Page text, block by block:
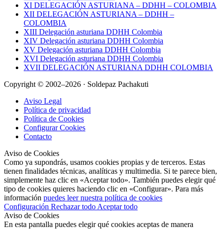
XI DELEGACIÓN ASTURIANA – DDHH – COLOMBIA
XII DELEGACIÓN ASTURIANA – DDHH –
COLOMBIA
XIII Delegación asturiana DDHH Colombia
XIV Delegación asturiana DDHH Colombia
XV Delegación asturiana DDHH Colombia
XVI Delegación asturiana DDHH Colombia
XVII DELEGACIÓN ASTURIANA DDHH COLOMBIA
Copyright © 2002–2026 · Soldepaz Pachakuti
Aviso Legal
Política de privacidad
Política de Cookies
Configurar Cookies
Contacto
Aviso de Cookies
Como ya supondrás, usamos cookies propias y de terceros. Estas
tienen finalidades técnicas, analíticas y multimedia. Si te parece bien,
simplemente haz clic en «Aceptar todo». También puedes elegir qué
tipo de cookies quieres haciendo clic en «Configurar». Para más
información puedes leer nuestra política de cookies
Configuración Rechazar todo Aceptar todo
Aviso de Cookies
En esta pantalla puedes elegir qué cookies aceptas de manera